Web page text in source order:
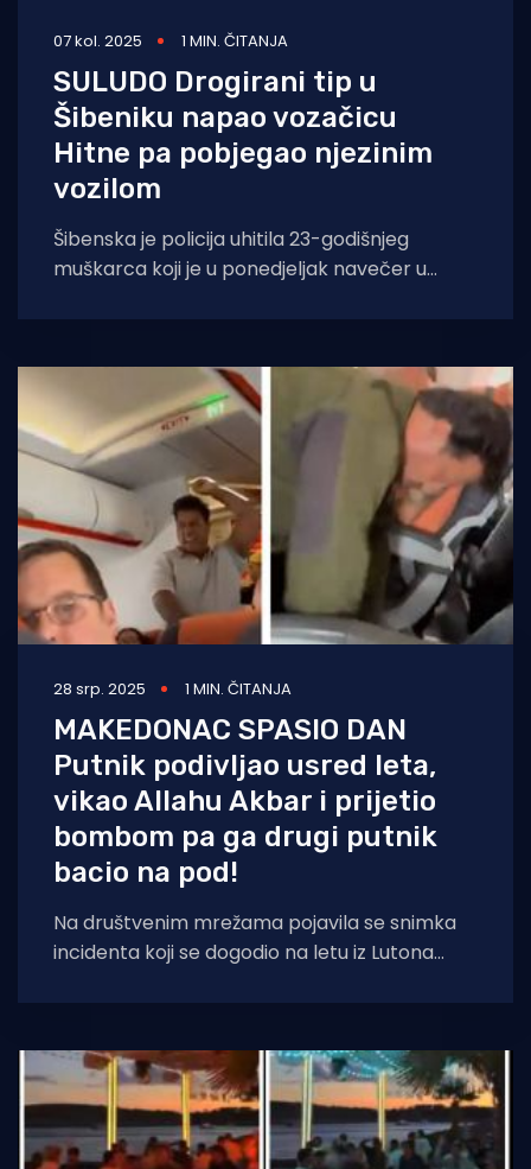
07 kol. 2025 1 MIN. ČITANJA
SULUDO Drogirani tip u
Šibeniku napao vozačicu
Hitne pa pobjegao njezinim
vozilom
Šibenska je policija uhitila 23-godišnjeg
muškarca koji je u ponedjeljak navečer u
radnice, a
28 srp. 2025 1 MIN. ČITANJA
MAKEDONAC SPASIO DAN
Putnik podivljao usred leta,
vikao Allahu Akbar i prijetio
bombom pa ga drugi putnik
bacio na pod!
Na društvenim mrežama pojavila se snimka
incidenta koji se dogodio na letu iz Lutona
je